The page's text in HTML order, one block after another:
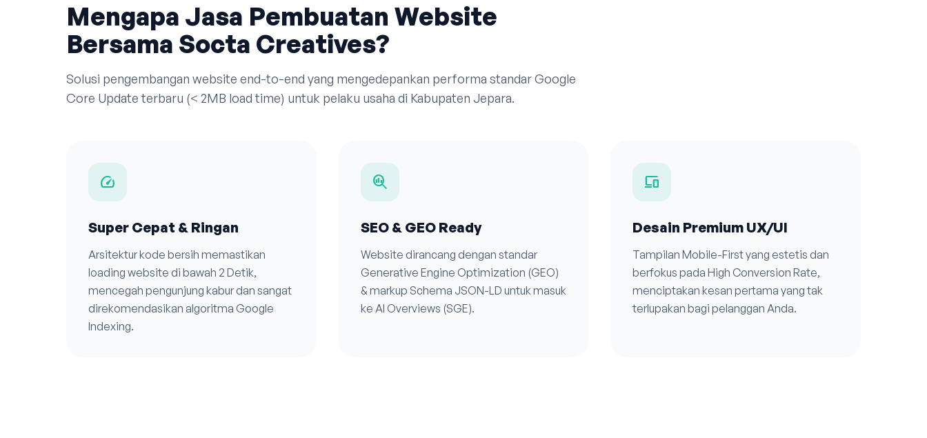
Mengapa Jasa Pembuatan Website
Bersama Socta Creatives?
Solusi pengembangan website end-to-end yang mengedepankan performa standar Google
Core Update terbaru (< 2MB load time) untuk pelaku usaha di Kabupaten Jepara.
speed
Super Cepat & Ringan
Arsitektur kode bersih memastikan
loading website di bawah 2 Detik,
mencegah pengunjung kabur dan sangat
direkomendasikan algoritma Google
Indexing.
search_insights
SEO & GEO Ready
Website dirancang dengan standar
Generative Engine Optimization (GEO)
& markup Schema JSON-LD untuk masuk
ke AI Overviews (SGE).
devices
Desain Premium UX/UI
Tampilan Mobile-First yang estetis dan
berfokus pada High Conversion Rate,
menciptakan kesan pertama yang tak
terlupakan bagi pelanggan Anda.